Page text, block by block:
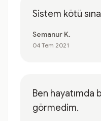
Sistem kötü
Semanur K.
04 Tem 2021
Ben hayatımda
görmedim.